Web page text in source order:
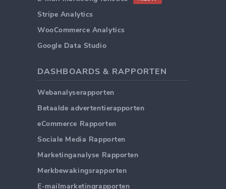
Stripe Analytics
WooCommerce Analytics
Google Data Studio
DASHBOARDS & RAPPORTEN
Webanalyserapporten
Betaalde advertentierapporten
eCommerce Rapporten
Sociale Media Rapporten
Marketinganalyse Rapporten
Merkbewakingsrapporten
E-mailmarketingrapporten